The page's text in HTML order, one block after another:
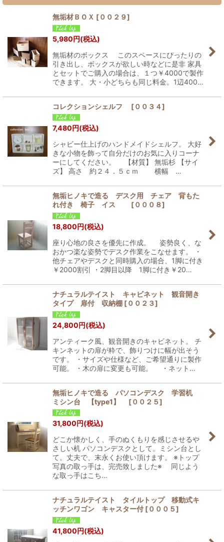
無垢材ＢＯＸ [００２９]
5,980円(税込)
無垢材のボックス このスペースにぴったりの
引き出し、ボックスが欲しい時などに是非 家具
とセットでご購入の場合は、１つ￥4000で製作
できます。 大・小どちらも同じ料金。1辺400…
コレクションシェルフ [００３４]
7,480円(税込)
シャビー仕上げのハンドメイドシェルフ。 大好
きな小物を飾って自分だけのお気に入りコーナ
ーにしてください。 【材質】 無垢杉 【サイ
ズ】 高さ 約２４．５ｃｍ 横幅 …
無垢ヒノキで造る デスク用 チェア 背もた
れ付き 椅子 イス
[０００８]
18,800円(税込)
座り心地の良さを優先に作成。 姿勢良く、な
おかつ楽な姿勢でデスク作業をこなせます。 ・
他チェアやデスクと同時購入の場合、1脚に付き
￥2000割引 ・2脚目以降 1脚に付き￥20…
ナチュラルテイスト キャビネット 観音開き
タイプ 扉付 収納棚 [００２３]
24,800円(税込)
アンティーク風、観音開きのキャビネット。 チ
キンネットの扉が粋で、飾りつけに幅が出そう
です。 ・サイズや仕様など、ご希望通りに製作
可能。 ・木の扉に変更も可能。 ・ネット…
無垢ヒノキで造る パソコンデスク 学習机
ミシン台 【type1】
[００２５]
31,800円(税込)
どこか懐かしく、手のぬくもりを感じさせるや
さしい机 パソコンデスクとして。ミシン台とし
て。丈夫で、末永くお使い頂けます。 ※トップ
写真の取っ手は、完売致しました※ 同じよう
な取っ手はこち…
ナチュラルテイスト タイルトップ 移動式キ
ッチンワゴン キャスター付 [０００５]
41,800円(税込)